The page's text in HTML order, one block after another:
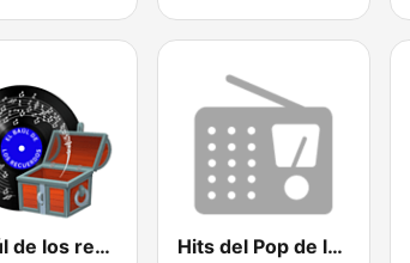
El Baúl de los recuerdos Hits del Pop de los 80 y 90